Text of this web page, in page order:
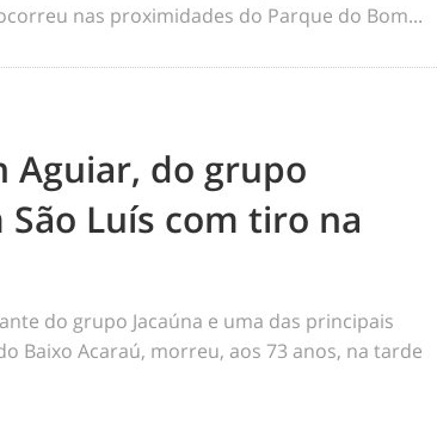
nas proximidades do Parque do Bom...
Aguiar, do grupo
Luís com tiro na
do grupo Jacaúna e uma das principais
Baixo Acaraú, morreu, aos 73 anos, na tarde